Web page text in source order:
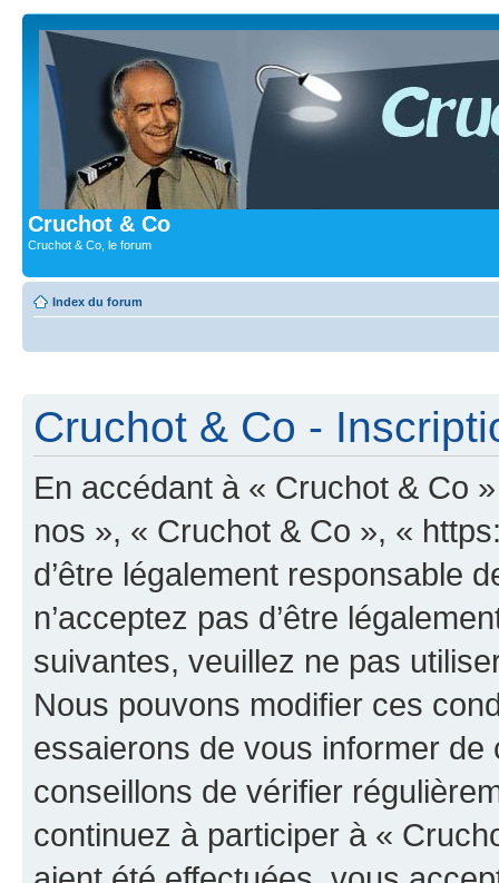
Cruchot & Co
Cruchot & Co, le forum
Index du forum
Cruchot & Co -
En accédant à « Cruchot & Co
nos », « Cruchot & Co », «
d’être légalement responsable
n’acceptez pas d’être
suivantes, veuillez ne pas
Nous pouvons modifier ces
essaierons de vous informer
conseillons de vérifier
continuez à participer à «